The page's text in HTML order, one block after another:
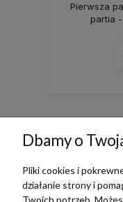
Pierwsza
partia
Dbamy o
Pliki cookies i
działanie strony i
Twoich potrzeb.